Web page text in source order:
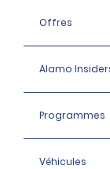
Offres
Alamo
Programmes
Véhicules